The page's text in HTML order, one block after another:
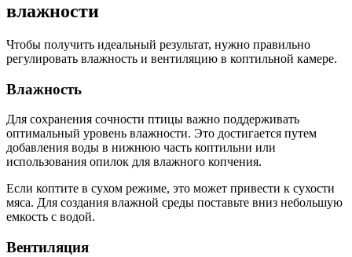
влажности
Чтобы получить идеальный результат, нужно правильно
регулировать влажность и вентиляцию в коптильной камере.
Влажность
Для сохранения сочности птицы важно поддерживать
оптимальный уровень влажности. Это достигается путем
добавления воды в нижнюю часть коптильни или
использования опилок для влажного копчения.
Если коптите в сухом режиме, это может привести к сухости
мяса. Для создания влажной среды поставьте вниз небольшую
емкость с водой.
Вентиляция